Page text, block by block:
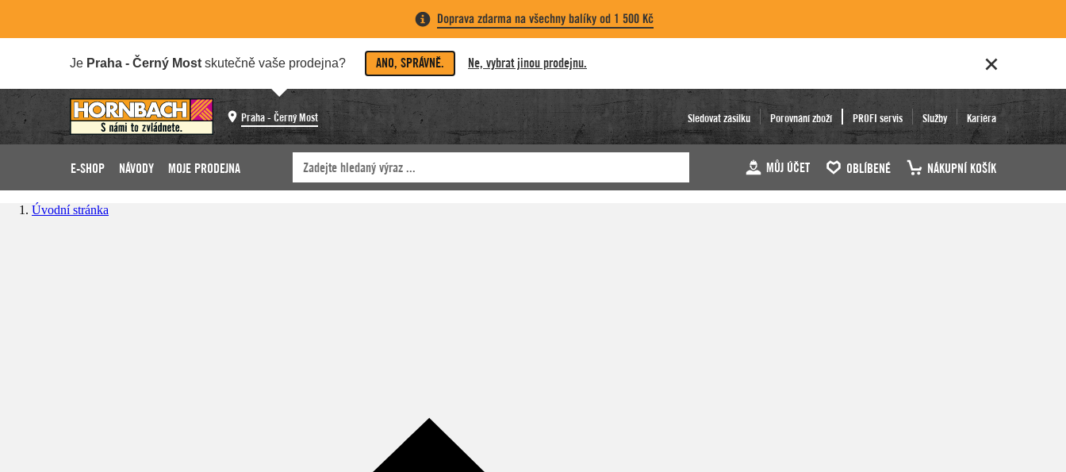
Doprava zdarma na všechny balíky od 1 500 Kč
Je Praha - Černý Most skutečně vaše prodejna? ANO, SPRÁVNĚ. Ne, vybrat jinou prodejnu.
Praha - Černý Most Sledovat zásilku Porovnání zboží PROFI servis Služby Kariéra
E-SHOP NÁVODY MOJE PRODEJNA MŮJ ÚČET OBLÍBENÉ NÁKUPNÍ KOŠÍK
Úvodní stránka